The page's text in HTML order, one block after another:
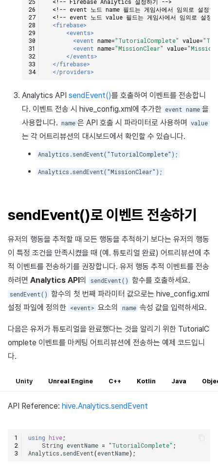
<!-- event 노드 name 필드는 게임사에서 임의로 설정
<!-- event 노드 value 필드는 게임사에서 임의로 설정
<firebase>
<events>
<event name="TutorialComplete" value=
<event name="MissionClear" value=
</events>
</firebase>
</providers>
Analytics API sendEvent()를 호출하여 이벤트를 전송합니
다. 이벤트 전송 시 hive_config.xml에 추가한 event name 을
사용합니다. name 은 API 호출 시 파라미터로 사용하며 value
는 각 어트리뷰션의 대시보드에서 확인할 수 있습니다.
Analytics.sendEvent("TutorialComplete");
Analytics.sendEvent("MissionClear");
sendEvent()로 이벤트 전송하기
유저의 행동을 추적할 때 모든 행동을 추적하기 보다는 유저의 행동
이 특정 조건을 만족시켰을 때 (예. 튜토리얼 완료) 어트리뷰션에 추
적 이벤트를 전송하기를 권장합니다. 유저 행동 추적 이벤트를 전송
하려면 Analytics API의 sendEvent() 함수를 호출하세요.
sendEvent() 함수의 첫 번째 파라미터 값으로는 hive_config.xml
설정 파일에 정의한 <event> 요소의 name 속성 값을 입력하세요.
다음은 유저가 튜토리얼을 완료했다는 것을 알리기 위한 TutorialC
omplete 이벤트를 마케팅 어트리뷰션에 전송하는 예제 코드입니
다.
Unity Unreal Engine C++ Kotlin Java
API Reference: hive.Analytics.sendEvent
using hive;
String eventName = "TutorialComplete" ;
Analytics .sendEvent(eventName);